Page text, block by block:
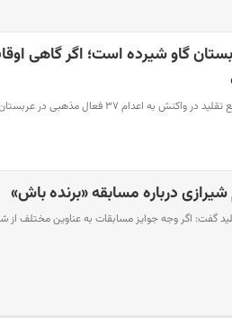
گاو شیرده است؛ اگر گاهی
آیت الله ناصر مکارم شیرازی یکی از مراجع تقلید در واکنش به
درباره مسابقه «برنده باش»
گفت: اگر وجه جوایز مسابقات به عناوین مختلف از